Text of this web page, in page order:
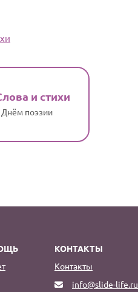
и стихи
Днём поэзии
КОНТАКТЫ
Контакты
info@slide-life.ru